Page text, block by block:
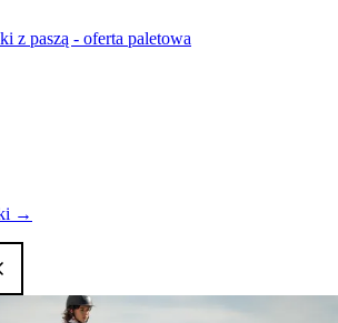
z paszą - oferta paletowa
→